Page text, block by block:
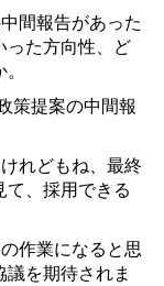
間報告があった
った方向性、ど
策提案の中間報
れどもね、最終
、採用できる
作業になると思
を期待されま